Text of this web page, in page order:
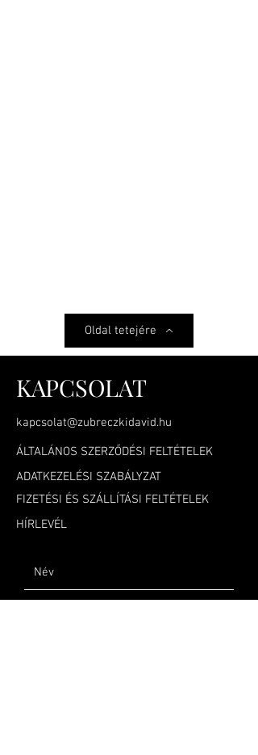
Oldal tetejére
KAPCSOLAT
kapcsolat@zubreczkidavid.hu
ÁLTALÁNOS SZERZŐDÉSI FELTÉTELEK
ADATKEZELÉSI SZABÁLYZAT
FIZETÉSI ÉS SZÁLLÍTÁSI FELTÉTELEK
HÍRLEVÉL